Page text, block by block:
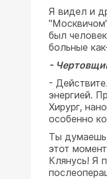
Я видел и
был
больные
-
-
энергией.
Хирург,
особенно
Ты
этот
Клянусь! Я